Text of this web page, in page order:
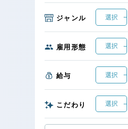
ジャンル 選択
雇用形態 選択
給与 選択
こだわり 選択